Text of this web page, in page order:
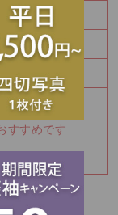
！
？
すすめです